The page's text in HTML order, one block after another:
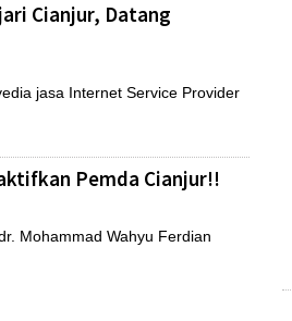
Cianjur, Datang
jasa Internet Service Provider
Pemda Cianjur!!
Mohammad Wahyu Ferdian